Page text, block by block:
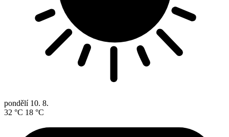
pondělí 10. 8.
32 °C 18 °C